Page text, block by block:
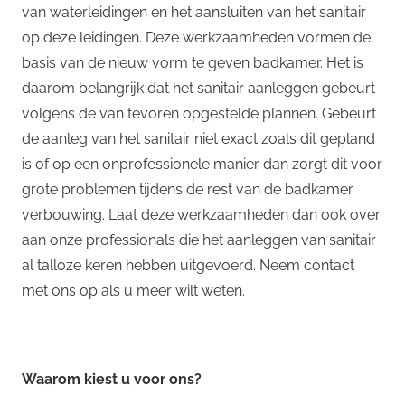
van waterleidingen en het aansluiten van het sanitair
op deze leidingen. Deze werkzaamheden vormen de
basis van de nieuw vorm te geven badkamer. Het is
daarom belangrijk dat het sanitair aanleggen gebeurt
volgens de van tevoren opgestelde plannen. Gebeurt
de aanleg van het sanitair niet exact zoals dit gepland
is of op een onprofessionele manier dan zorgt dit voor
grote problemen tijdens de rest van de badkamer
verbouwing. Laat deze werkzaamheden dan ook over
aan onze professionals die het aanleggen van sanitair
al talloze keren hebben uitgevoerd. Neem contact
met ons op als u meer wilt weten.
Waarom kiest u voor ons?